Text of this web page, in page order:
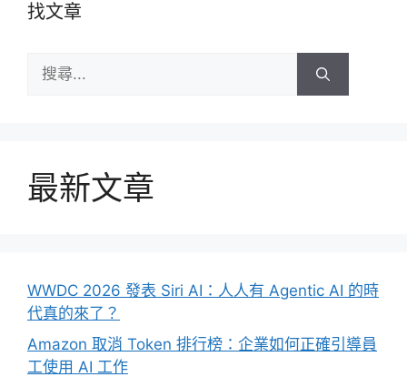
找文章
尋:
最新文章
WWDC 2026 發表 Siri AI：人人有 Agentic AI 的時
代真的來了？
Amazon 取消 Token 排行榜：企業如何正確引導員
工使用 AI 工作